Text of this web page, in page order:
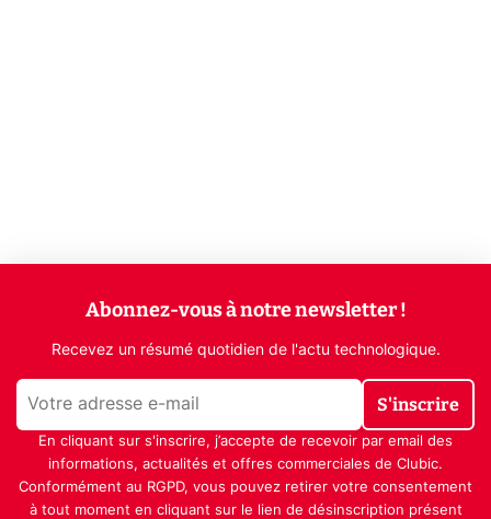
Abonnez-vous à notre newsletter !
Recevez un résumé quotidien de l'actu technologique.
S'inscrire
En cliquant sur s'inscrire, j’accepte de recevoir par email des
informations, actualités et offres commerciales de Clubic.
Conformément au RGPD, vous pouvez retirer votre consentement
à tout moment en cliquant sur le lien de désinscription présent